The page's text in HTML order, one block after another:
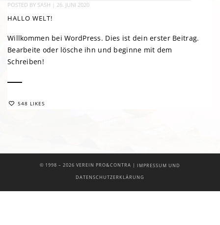
POSTED BY SASH 26. JUNI 2020
HALLO WELT!
Willkommen bei WordPress. Dies ist dein erster Beitrag.
Bearbeite oder lösche ihn und beginne mit dem
Schreiben!
548 LIKES
© 1998 – 2026 VEREIN PRO&CONTRA | IMPRESSUM UND
DATENSCHUTZERKLÄRUNG